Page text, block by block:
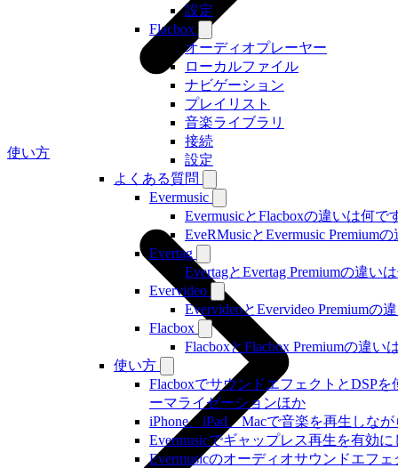
設定
Flacbox
オーディオプレーヤー
ローカルファイル
ナビゲーション
プレイリスト
音楽ライブラリ
接続
設定
よくある質問
Evermusic
EvermusicとFlacboxの違いは何で
EveRMusicとEvermusic Premium
Evertag
EvertagとEvertag Premiumの違い
Evervideo
EvervideoとEvervideo Premiumの
Flacbox
FlacboxとFlacbox Premiumの違い
使い方
FlacboxでサウンドエフェクトとDSPを
ーマライゼーションほか
iPhone、iPad、Macで音楽を再生しな
Evermusicでギャップレス再生を有効
Evermusicのオーディオサウンドエフ
使い方